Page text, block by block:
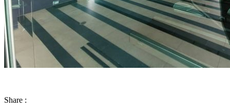
Share :